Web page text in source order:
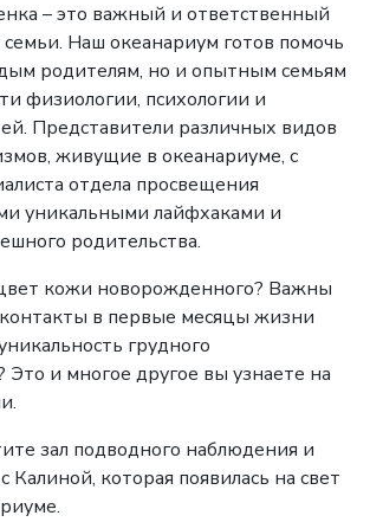
– это важный и ответственный
Наш океанариум готов помочь
родителям, но и опытным семьям
физиологии, психологии и
Представители различных видов
живущие в океанариуме, с
отдела просвещения
уникальными лайфхаками и
родительства.
кожи новорожденного? Важны
в первые месяцы жизни
грудного
Это и многое другое вы узнаете на
зал подводного наблюдения и
Калиной, которая появилась на свет